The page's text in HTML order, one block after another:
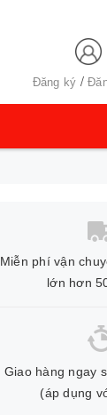
Đăng ký /
Miễn phí vận
lớn hơn
Giao hàng ngay
(áp dụng